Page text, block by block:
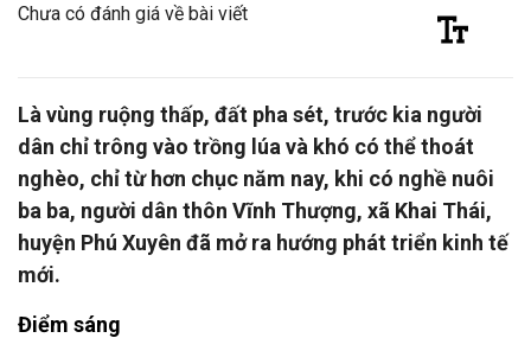
Chưa có đánh giá về bài viết
Là vùng ruộng thấp, đất pha sét, trước kia người
dân chỉ trông vào trồng lúa và khó có thể thoát
nghèo, chỉ từ hơn chục năm nay, khi có nghề nuôi
ba ba, người dân thôn Vĩnh Thượng, xã Khai Thái,
huyện Phú Xuyên đã mở ra hướng phát triển kinh tế
mới.
Điểm sáng